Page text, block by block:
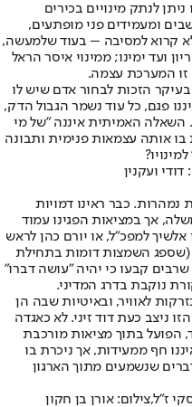
לנתק מינויים בכירים
ומעמידים פני מופתעים,
קרוא למסיבה – בעוד שלמעשה,
ועד ימינו; ממינוי איסר הראל
זו המערכת עצמה.
הזכות לבחור אדם שיש לו
פגם, כל עוד נשמר הגבול הדק,
השאלה האמיתית איננה "של מי
אותה עצמאות פנימית ותבונה
ועקנין
נמהרות. כבר ראינו דמויות
אך במציאות הפגינו עמוד
למפכ"ל, או יורם כהן לראש
(שספג השמצות דומות בתחילת
קבעו כי יהיה "עושה דברו"
נוקבת בדרג המדיני.
לאוויר, ובאיטיות שבה הן
ניצב כעת דוד זיני. לא כאגדה
הפועל בתוך מציאות מורכבת
חף ממעידות, אך ניכרת בו
שנשמעים מתוך הארגון
ז"ל,צילום: אורן בן חקון